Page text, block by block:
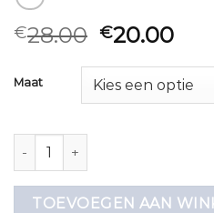
€28.00 €20.00
Maat
t shirt tommy jeans aantal
TOEVOEGEN AAN